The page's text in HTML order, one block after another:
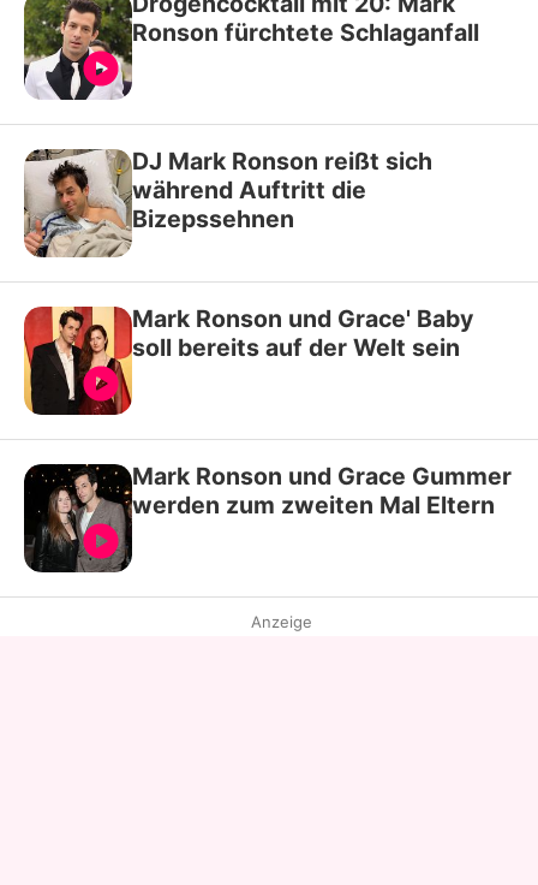
Ronson fürchtete Schlaganfall
DJ Mark Ronson reißt sich
während Auftritt die
Bizepssehnen
Mark Ronson und Grace' Baby
soll bereits auf der Welt sein
Mark Ronson und Grace Gummer
werden zum zweiten Mal Eltern
Anzeige